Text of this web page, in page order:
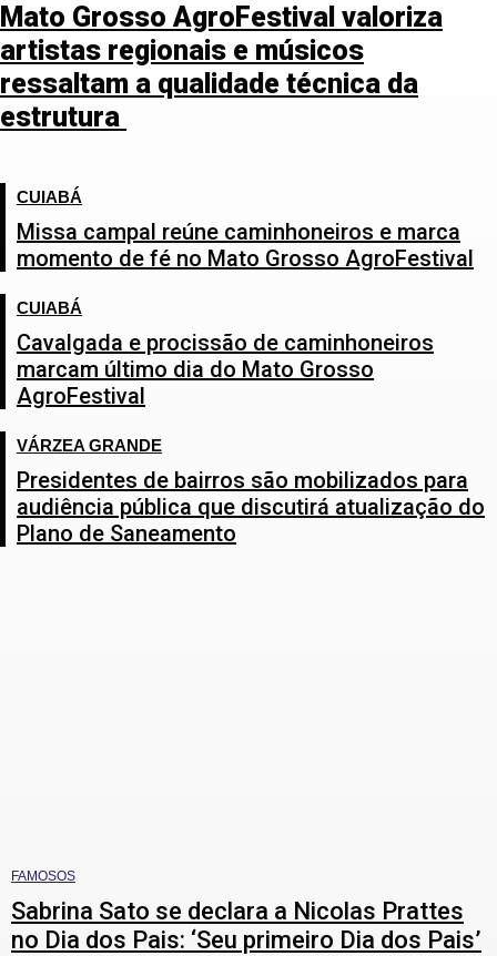
Mato Grosso AgroFestival valoriza
artistas regionais e músicos
ressaltam a qualidade técnica da
estrutura
CUIABÁ
Missa campal reúne caminhoneiros e marca
momento de fé no Mato Grosso AgroFestival
CUIABÁ
Cavalgada e procissão de caminhoneiros
marcam último dia do Mato Grosso
AgroFestival
VÁRZEA GRANDE
Presidentes de bairros são mobilizados para
audiência pública que discutirá atualização do
Plano de Saneamento
FAMOSOS
Sabrina Sato se declara a Nicolas Prattes
no Dia dos Pais: ‘Seu primeiro Dia dos Pais’